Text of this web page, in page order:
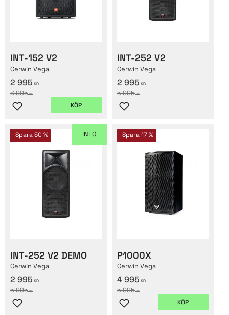
INT-152 V2
Cerwin Vega
2 995 KR
3 995KR
Lägg till i favoriter
KÖP
INT-252 V2
Cerwin Vega
2 995 KR
5 995KR
Lägg till i favoriter
INT-252 V2 DEMO
Cerwin Vega
2 995 KR
5 995KR
Spara50 %
Lägg till i favoriter
INFO
P1000X
Cerwin Vega
4 995 KR
5 995KR
Spara17 %
Lägg till i favoriter
KÖP